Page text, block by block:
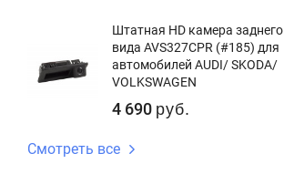
Штатная HD камера заднего
вида AVS327CPR (#185) для
автомобилей AUDI/ SKODA/
VOLKSWAGEN
4 690 руб.
Смотреть все